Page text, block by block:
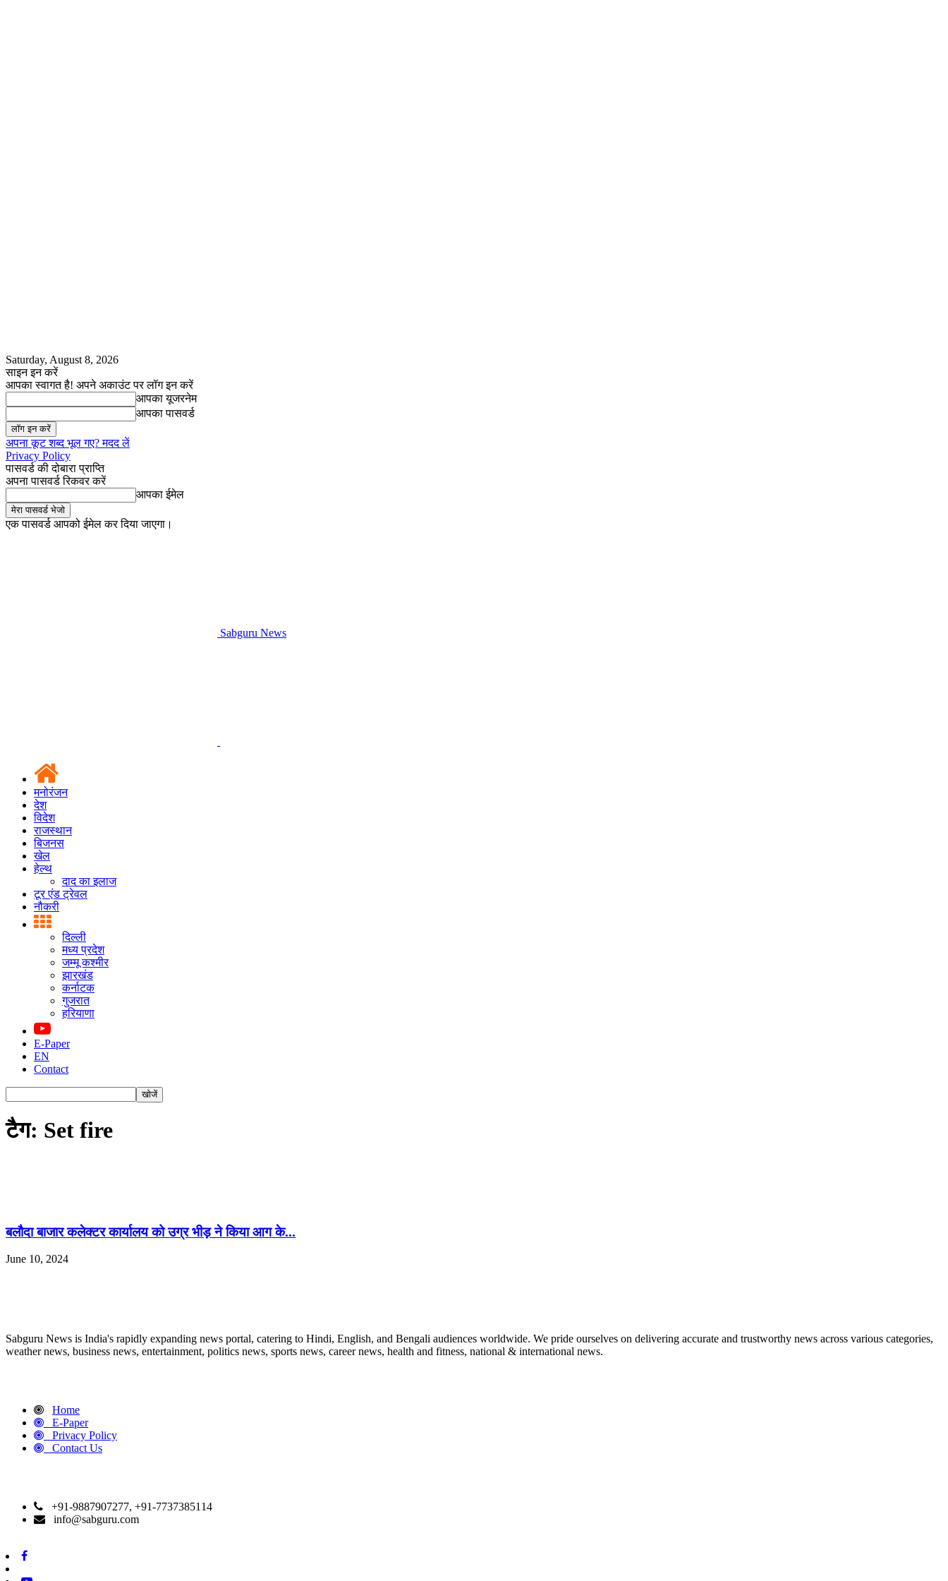
Saturday, August 8, 2026
साइन इन करें
आपका स्वागत है! अपने अकाउंट पर लॉग इन करें
आपका यूजरनेम
आपका पासवर्ड
अपना कूट शब्द भूल गए? मदद लें
Privacy Policy
पासवर्ड की दोबारा प्राप्ति
अपना पासवर्ड रिकवर करें
आपका ईमेल
एक पासवर्ड आपको ईमेल कर दिया जाएगा।
Sabguru News
मनोरंजन
देश
विदेश
राजस्थान
बिजनस
खेल
हेल्थ
दाद का इलाज
टूर एंड ट्रेवल
नौकरी
दिल्ली
मध्य प्रदेश
जम्मू कश्मीर
झारखंड
कर्नाटक
गुजरात
हरियाणा
E-Paper
EN
Contact
टैग: Set fire
बलौदा बाजार कलेक्टर कार्यालय को उग्र भीड़ ने किया आग के...
June 10, 2024
Sabguru News is India's rapidly expanding news portal, catering to Hindi, English, and Bengali audiences worldwide. We pride ourselves on delivering accurate and trustworthy news across various categories,
weather news, business news, entertainment, politics news, sports news, career news, health and fitness, national & international news.
Home
E-Paper
Privacy Policy
Contact Us
+91-9887907277, +91-7737385114
info@sabguru.com